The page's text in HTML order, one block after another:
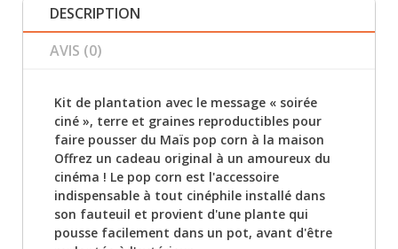
DESCRIPTION
AVIS (0)
Kit de plantation avec le message « soirée
ciné », terre et graines reproductibles pour
faire pousser du Maïs pop corn à la maison
Offrez un cadeau original à un amoureux du
cinéma ! Le pop corn est l'accessoire
indispensable à tout cinéphile installé dans
son fauteuil et provient d'une plante qui
pousse facilement dans un pot, avant d'être